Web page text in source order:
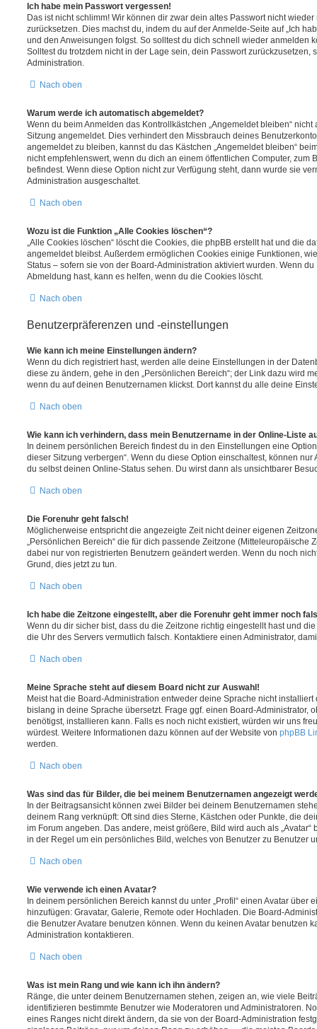
Ich habe mein Passwort vergessen!
Das ist nicht schlimm! Wir können dir zwar dein altes Passwort nicht
zurücksetzen. Dies machst du, indem du auf der Anmelde-Seite auf „Ich
und den Anweisungen folgst. So solltest du dich schnell wieder anmelden
Solltest du trotzdem nicht in der Lage sein, dein Passwort zurückzusetzen,
Administration.
Nach oben
Warum werde ich automatisch abgemeldet?
Wenn du beim Anmelden das Kontrollkästchen „Angemeldet bleiben“
Sitzung angemeldet. Dies verhindert den Missbrauch deines
angemeldet zu bleiben, kannst du das Kästchen „Angemeldet bleiben“
nicht empfehlenswert, wenn du dich an einem öffentlichen Computer, zum
befindest. Wenn diese Option nicht zur Verfügung steht, dann wurde sie
Administration ausgeschaltet.
Nach oben
Wozu ist die Funktion „Alle Cookies löschen“?
„Alle Cookies löschen“ löscht die Cookies, die phpBB erstellt hat und die
angemeldet bleibst. Außerdem ermöglichen Cookies einige Funktionen,
Status – sofern sie von der Board-Administration aktiviert wurden. Wenn
Abmeldung hast, kann es helfen, wenn du die Cookies löscht.
Nach oben
Benutzerpräferenzen und -einstellungen
Wie kann ich meine Einstellungen ändern?
Wenn du dich registriert hast, werden alle deine Einstellungen in der
diese zu ändern, gehe in den „Persönlichen Bereich“; der Link dazu wird
wenn du auf deinen Benutzernamen klickst. Dort kannst du alle deine
Nach oben
Wie kann ich verhindern, dass mein Benutzername in der Online-Liste
In deinem persönlichen Bereich findest du in den Einstellungen eine
dieser Sitzung verbergen“. Wenn du diese Option einschaltest, können
du selbst deinen Online-Status sehen. Du wirst dann als unsichtbarer
Nach oben
Die Forenuhr geht falsch!
Möglicherweise entspricht die angezeigte Zeit nicht deiner eigenen
„Persönlichen Bereich“ die für dich passende Zeitzone (Mitteleuropäische
dabei nur von registrierten Benutzern geändert werden. Wenn du noch
Grund, dies jetzt zu tun.
Nach oben
Ich habe die Zeitzone eingestellt, aber die Forenuhr geht immer noch
Wenn du dir sicher bist, dass du die Zeitzone richtig eingestellt hast und
die Uhr des Servers vermutlich falsch. Kontaktiere einen Administrator,
Nach oben
Meine Sprache steht auf diesem Board nicht zur Auswahl!
Meist hat die Board-Administration entweder deine Sprache nicht
bislang in deine Sprache übersetzt. Frage ggf. einen Board-Administrator,
benötigst, installieren kann. Falls es noch nicht existiert, würden wir uns
würdest. Weitere Informationen dazu können auf der Website von phpBB
werden.
Nach oben
Was sind das für Bilder, die bei meinem Benutzernamen angezeigt
In der Beitragsansicht können zwei Bilder bei deinem Benutzernamen
deinem Rang verknüpft: Oft sind dies Sterne, Kästchen oder Punkte, die
im Forum angeben. Das andere, meist größere, Bild wird auch als
in der Regel um ein persönliches Bild, welches von Benutzer zu Benutzer
Nach oben
Wie verwende ich einen Avatar?
In deinem persönlichen Bereich kannst du unter „Profil“ einen Avatar über
hinzufügen: Gravatar, Galerie, Remote oder Hochladen. Die Board-
die Benutzer Avatare benutzen können. Wenn du keinen Avatar benutzen
Administration kontaktieren.
Nach oben
Was ist mein Rang und wie kann ich ihn ändern?
Ränge, die unter deinem Benutzernamen stehen, zeigen an, wie viele
identifizieren bestimmte Benutzer wie Moderatoren und Administratoren.
eines Ranges nicht direkt ändern, da sie von der Board-Administration